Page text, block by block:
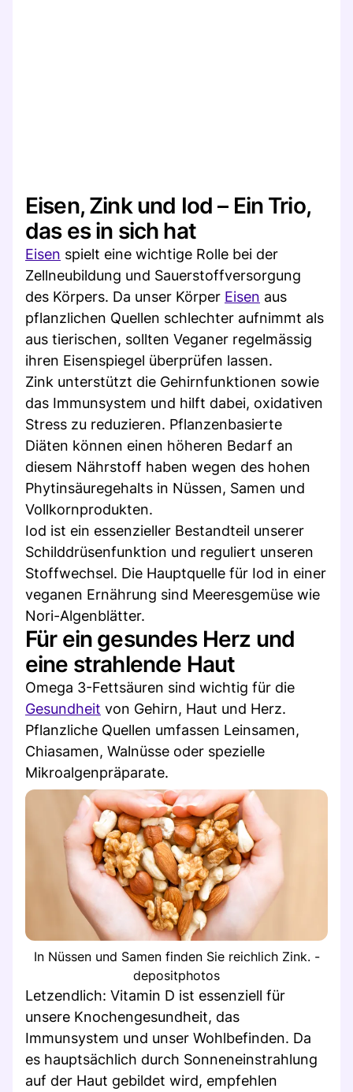
Eisen, Zink und Iod – Ein Trio,
das es in sich hat
Eisen spielt eine wichtige Rolle bei der
Zellneubildung und Sauerstoffversorgung
des Körpers. Da unser Körper Eisen aus
pflanzlichen Quellen schlechter aufnimmt als
aus tierischen, sollten Veganer regelmässig
ihren Eisenspiegel überprüfen lassen.
Zink unterstützt die Gehirnfunktionen sowie
das Immunsystem und hilft dabei, oxidativen
Stress zu reduzieren. Pflanzenbasierte
Diäten können einen höheren Bedarf an
diesem Nährstoff haben wegen des hohen
Phytinsäuregehalts in Nüssen, Samen und
Vollkornprodukten.
Iod ist ein essenzieller Bestandteil unserer
Schilddrüsenfunktion und reguliert unseren
Stoffwechsel. Die Hauptquelle für Iod in einer
veganen Ernährung sind Meeresgemüse wie
Nori-Algenblätter.
Für ein gesundes Herz und
eine strahlende Haut
Omega 3-Fettsäuren sind wichtig für die
Gesundheit von Gehirn, Haut und Herz.
Pflanzliche Quellen umfassen Leinsamen,
Chiasamen, Walnüsse oder spezielle
Mikroalgenpräparate.
In Nüssen und Samen finden Sie reichlich Zink. -
depositphotos
Letzendlich: Vitamin D ist essenziell für
unsere Knochengesundheit, das
Immunsystem und unser Wohlbefinden. Da
es hauptsächlich durch Sonneneinstrahlung
auf der Haut gebildet wird, empfehlen